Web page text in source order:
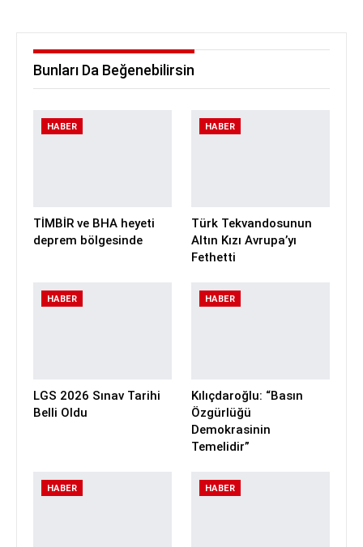
Bunları Da Beğenebilirsin
HABER
TİMBİR ve BHA heyeti
deprem bölgesinde
HABER
Türk Tekvandosunun
Altın Kızı Avrupa’yı
Fethetti
HABER
LGS 2026 Sınav Tarihi
Belli Oldu
HABER
Kılıçdaroğlu: “Basın
Özgürlüğü
Demokrasinin
Temelidir”
HABER HABER